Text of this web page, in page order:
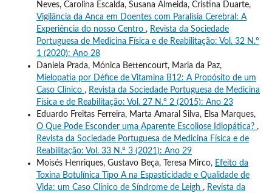
Neves, Carolina Escalda, Susana Almeida, Cristina Duarte,
Vigilância da Anca em Doentes com Paralisia Cerebral: A
Experiência do nosso Centro , Revista da Sociedade
Portuguesa de Medicina Física e de Reabilitação: Vol. 32 N.º
1 (2020): Ano 28
Daniela Prada, Mónica Bettencourt, Maria da Paz,
Mielopatia por Défice de Vitamina B12: A Propósito de um
Caso Clínico , Revista da Sociedade Portuguesa de Medicina
Física e de Reabilitação: Vol. 27 N.º 2 (2015): Ano 23
Eduardo Freitas Ferreira, Marta Amaral Silva, Elsa Marques,
O Que Pode Esconder uma Aparente Escoliose Idiopática? ,
Revista da Sociedade Portuguesa de Medicina Física e de
Reabilitação: Vol. 33 N.º 3 (2021): Ano 29
Moisés Henriques, Gustavo Beça, Teresa Mirco, Efeito da
Toxina Botulínica Tipo A na Espasticidade e Qualidade de
Vida: um Caso Clínico de Síndrome de Leigh , Revista da